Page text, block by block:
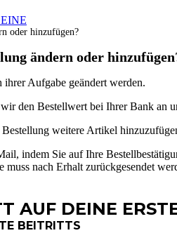
oder hinzufügen?
ändern oder
ihrer Aufgabe geändert werden.
wir den Bestellwert bei Ihrer Bank an
Bestellung weitere Artikel hinzuzufü
, indem Sie auf Ihre Bestellbestä
muss nach Erhalt zurückgesendet
AUF DEINE
BEITRITTS